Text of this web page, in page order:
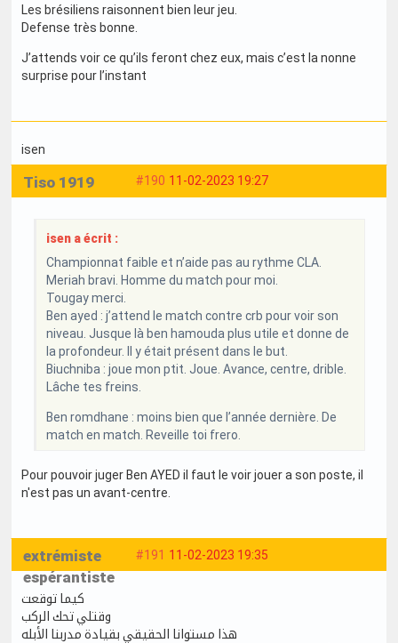
Les brésiliens raisonnent bien leur jeu.
Defense très bonne.
J’attends voir ce qu’ils feront chez eux, mais c’est la nonne
surprise pour l’instant
isen
#190 11-02-2023 19:27
Tiso 1919
isen a écrit :
Championnat faible et n’aide pas au rythme CLA.
Meriah bravi. Homme du match pour moi.
Tougay merci.
Ben ayed : j’attend le match contre crb pour voir son
niveau. Jusque là ben hamouda plus utile et donne de
la profondeur. Il y était présent dans le but.
Biuchniba : joue mon ptit. Joue. Avance, centre, drible.
Lâche tes freins.
Ben romdhane : moins bien que l’année dernière. De
match en match. Reveille toi frero.
Pour pouvoir juger Ben AYED il faut le voir jouer a son poste, il
n'est pas un avant-centre.
#191 11-02-2023 19:35
extrémiste
espérantiste
كيما توقعت
وقتلي تحك الركب
هذا مستوانا الحقيقي بقيادة مدربنا الأبله